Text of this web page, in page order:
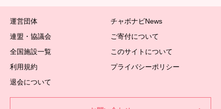
運営団体
チャボナビNews
連盟・協議会
ご寄付について
全国施設一覧
このサイトについて
利用規約
プライバシーポリシー
退会について